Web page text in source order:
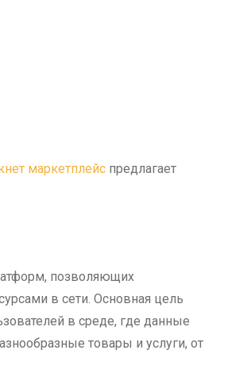
маркетплейс предлагает
позволяющих
в сети. Основная цель
в среде, где данные
товары и услуги, от